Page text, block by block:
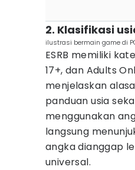
2. Klasifikasi
ilustrasi bermain game di
ESRB memiliki
17+, dan Adults
menjelaskan
panduan usia
menggunakan
langsung
angka dianggap
universal.